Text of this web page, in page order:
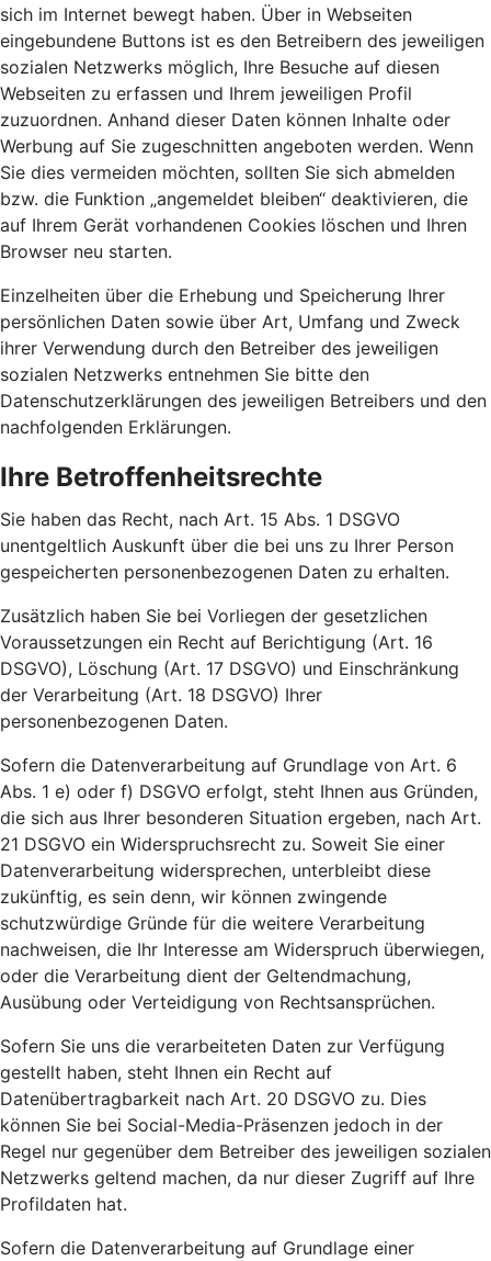
sich im Internet bewegt haben. Über in Webseiten
eingebundene Buttons ist es den Betreibern des jeweiligen
sozialen Netzwerks möglich, Ihre Besuche auf diesen
Webseiten zu erfassen und Ihrem jeweiligen Profil
zuzuordnen. Anhand dieser Daten können Inhalte oder
Werbung auf Sie zugeschnitten angeboten werden. Wenn
Sie dies vermeiden möchten, sollten Sie sich abmelden
bzw. die Funktion „angemeldet bleiben“ deaktivieren, die
auf Ihrem Gerät vorhandenen Cookies löschen und Ihren
Browser neu starten.
Einzelheiten über die Erhebung und Speicherung Ihrer
persönlichen Daten sowie über Art, Umfang und Zweck
ihrer Verwendung durch den Betreiber des jeweiligen
sozialen Netzwerks entnehmen Sie bitte den
Datenschutzerklärungen des jeweiligen Betreibers und den
nachfolgenden Erklärungen.
Ihre Betroffenheitsrechte
Sie haben das Recht, nach Art. 15 Abs. 1 DSGVO
unentgeltlich Auskunft über die bei uns zu Ihrer Person
gespeicherten personenbezogenen Daten zu erhalten.
Zusätzlich haben Sie bei Vorliegen der gesetzlichen
Voraussetzungen ein Recht auf Berichtigung (Art. 16
DSGVO), Löschung (Art. 17 DSGVO) und Einschränkung
der Verarbeitung (Art. 18 DSGVO) Ihrer
personenbezogenen Daten.
Sofern die Datenverarbeitung auf Grundlage von Art. 6
Abs. 1 e) oder f) DSGVO erfolgt, steht Ihnen aus Gründen,
die sich aus Ihrer besonderen Situation ergeben, nach Art.
21 DSGVO ein Widerspruchsrecht zu. Soweit Sie einer
Datenverarbeitung widersprechen, unterbleibt diese
zukünftig, es sein denn, wir können zwingende
schutzwürdige Gründe für die weitere Verarbeitung
nachweisen, die Ihr Interesse am Widerspruch überwiegen,
oder die Verarbeitung dient der Geltendmachung,
Ausübung oder Verteidigung von Rechtsansprüchen.
Sofern Sie uns die verarbeiteten Daten zur Verfügung
gestellt haben, steht Ihnen ein Recht auf
Datenübertragbarkeit nach Art. 20 DSGVO zu. Dies
können Sie bei Social-Media-Präsenzen jedoch in der
Regel nur gegenüber dem Betreiber des jeweiligen sozialen
Netzwerks geltend machen, da nur dieser Zugriff auf Ihre
Profildaten hat.
Sofern die Datenverarbeitung auf Grundlage einer